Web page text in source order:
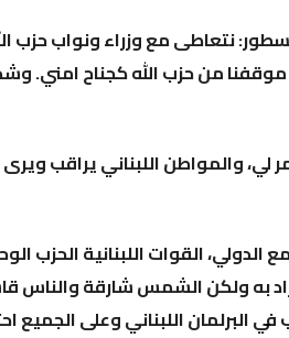
نتعاطى مع وزراء ونواب حزب
من حزب الله كجناح امني.
والمواطن اللبناني يراقب
القوات اللبنانية الحزب
به ولكن الشمس شارقة والناس
البرلمان اللبناني وعلى الجميع